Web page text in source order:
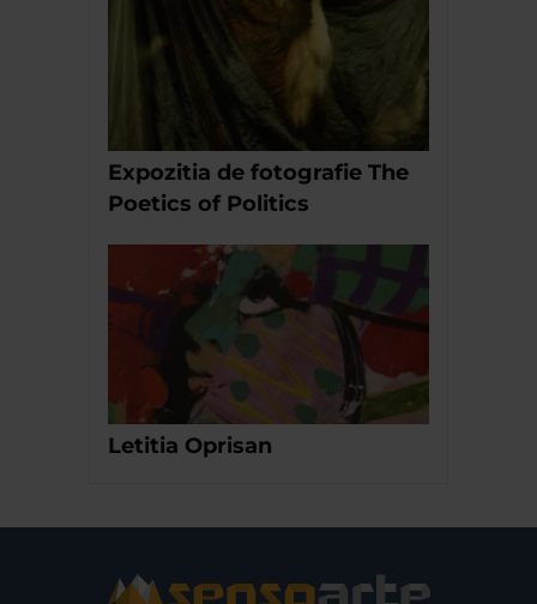
Expozitia de fotografie The
Poetics of Politics
Letitia Oprisan